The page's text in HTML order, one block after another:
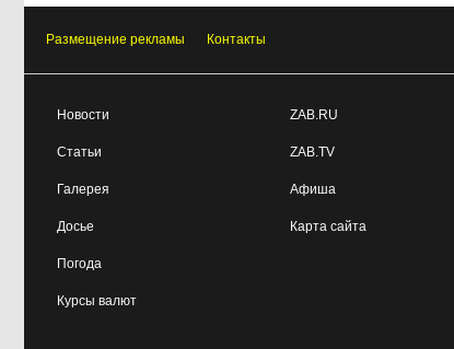
Размещение рекламы Контакты
Новости
Статьи
Галерея
Досье
Погода
Курсы валют
ZAB.RU
ZAB.TV
Афиша
Карта сайта